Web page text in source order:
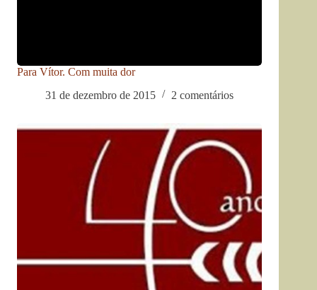
Para Vítor. Com muita dor
31 de dezembro de 2015
2 comentários